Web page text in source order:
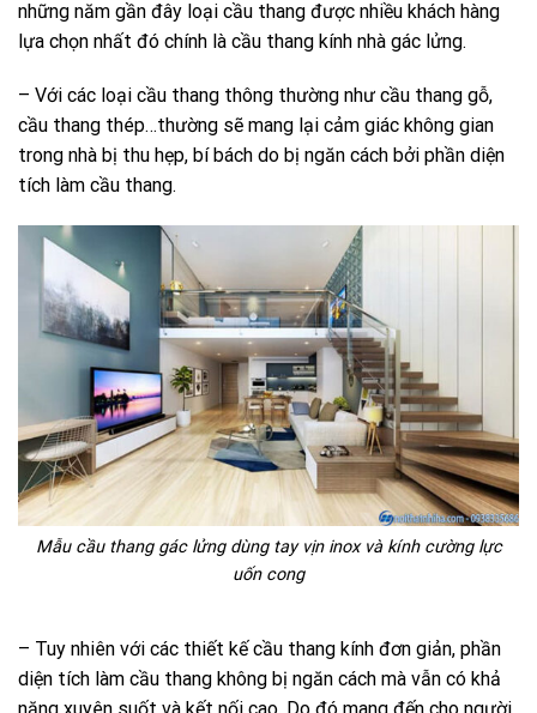
những năm gần đây loại cầu thang được nhiều khách hàng
lựa chọn nhất đó chính là cầu thang kính nhà gác lửng.
– Với các loại cầu thang thông thường như cầu thang gỗ,
cầu thang thép…thường sẽ mang lại cảm giác không gian
trong nhà bị thu hẹp, bí bách do bị ngăn cách bởi phần diện
tích làm cầu thang.
Mẫu cầu thang gác lửng dùng tay vịn inox và kính cường lực
uốn cong
– Tuy nhiên với các thiết kế cầu thang kính đơn giản, phần
diện tích làm cầu thang không bị ngăn cách mà vẫn có khả
năng xuyên suốt và kết nối cao. Do đó mang đến cho người